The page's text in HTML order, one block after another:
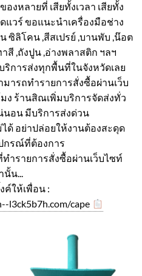
งหลายที่ เสียทั้งเวลา เสียทั้ง
แวร์ ขอแนะนำเครื่องมือช่าง
ซิลิโคน ,สีสเปรย์ ,บานพับ ,น๊อต
สี ,ถังปูน ,อ่างพลาสติก ฯลฯ
การส่งทุกพื้นที่ในจังหวัดเลย
มารถทำรายการสั่งซื้อผ่านเว็บ
ง ร้านสิณเพิ่มบริการจัดส่งทั่ว
อน มีบริการส่งด่วน
ด้ อย่าปล่อยให้งานต้องสะดุด
กรณ์ที่ต้องการ
ำรายการสั่งซื้อผ่านเว็บไซท์
นั้น...
ค์ให้เพื่อน :
l3ck5b7h.com/cape